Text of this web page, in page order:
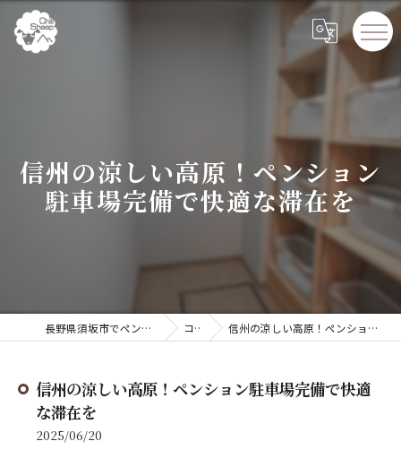
信州の涼しい高原！ペンション
駐車場完備で快適な滞在を
長野県須坂市でペンションならChillSheep コラム 信州の涼しい高原！ペンション駐車場完備で快適な滞在を
信州の涼しい高原！ペンション駐車場完備で快適
な滞在を
2025/06/20